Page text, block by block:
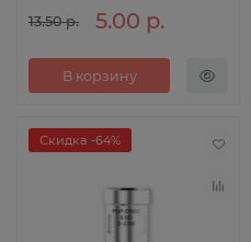
13.50 р. 5.00 р.
В корзину
Скидка -64%